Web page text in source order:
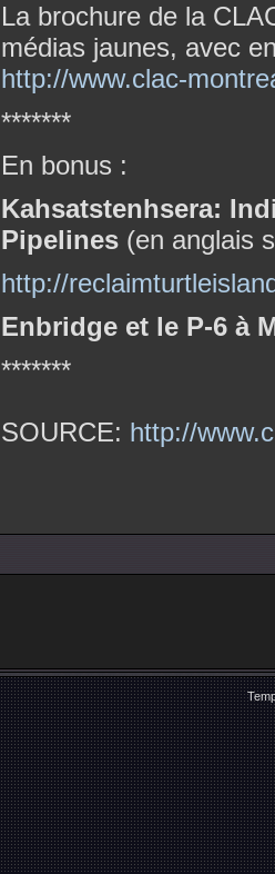
La brochure de la
médias jaunes, avec
http://www.clac-
*******
En bonus :
Kahsatstenhsera:
Pipelines (en anglais
http://
Enbridge et le P-6 à
*******
SOURCE: http://